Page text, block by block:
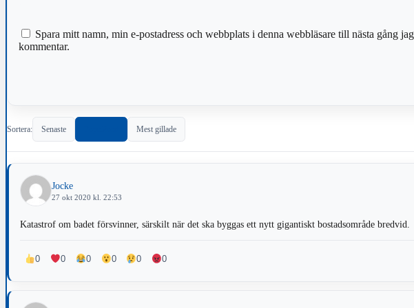
Spara mitt namn, min e-postadress och webbplats i denna webbläsare till nästa gång
kommentar.
Sortera: Senaste Mest gillade
Jocke
27 okt 2020 kl. 22:53
Katastrof om badet försvinner, särskilt när det ska byggas ett nytt gigantiskt bostadsområde bredvid.
0 0 0 0 0 0